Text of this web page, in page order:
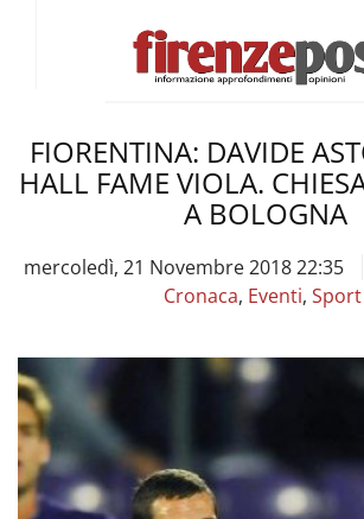
FIORENTINA: DAVIDE
HALL FAME VIOLA.
A BOLOGNA
mercoledì, 21 Novembre 2018 22:35
Cronaca, Eventi, Sport